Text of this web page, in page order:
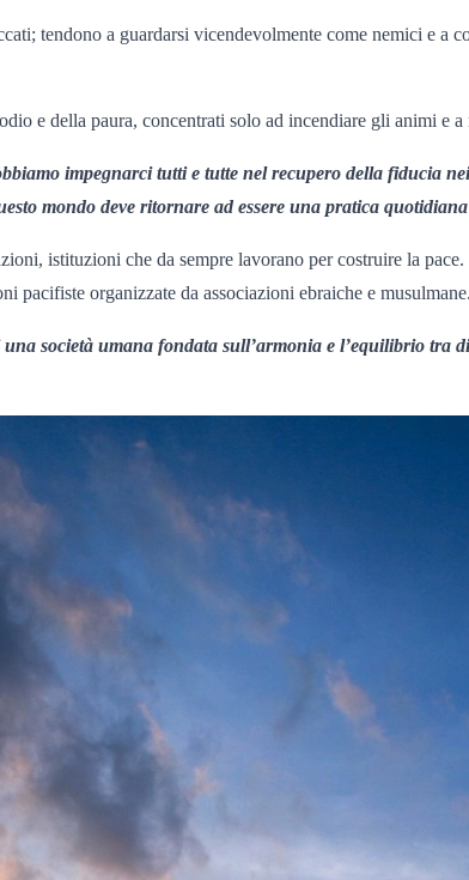
tendono a guardarsi vicendevolmente come nemici e a
e della paura, concentrati solo ad incendiare gli animi e
impegnarci tutti e tutte nel recupero della fiducia
mondo deve ritornare ad essere una pratica
istituzioni che da sempre lavorano per costruire la
pacifiste organizzate da associazioni ebraiche e musulmane.
società umana fondata sull’armonia e l’equilibrio tra